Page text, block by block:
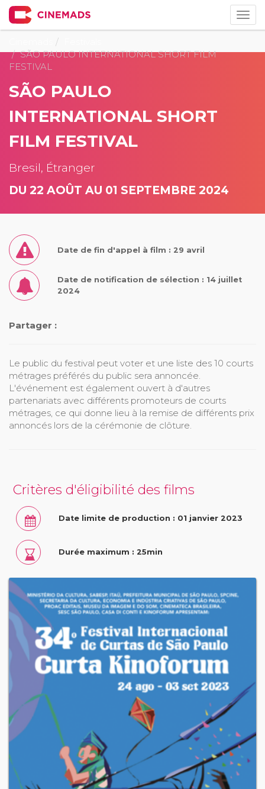
SÃO PAULO INTERNATIONAL SHORT FILM
FESTIVAL
SÃO PAULO
INTERNATIONAL SHORT
FILM FESTIVAL
Bresil, Étranger
DU 22 AOÛT AU 01 SEPTEMBRE 2024
Date de fin d'appel à film : 29 avril
Date de notification de sélection : 14 juillet
2024
Partager :
Le public du festival peut voter et une liste des 10 courts
métrages préférés du public sera annoncée.
L'événement est également ouvert à d'autres
partenariats avec différents promoteurs de courts
métrages, ce qui donne lieu à la remise de différents prix
annoncés lors de la cérémonie de clôture.
Critères d'éligibilité des films
Date limite de production : 01 janvier 2023
Durée maximum : 25min